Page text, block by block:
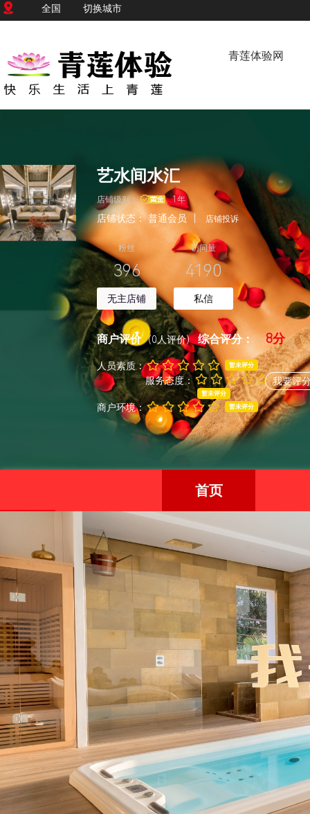
全国 切换城市
青莲体验网
艺水间水汇
店铺级别： 1年
店铺状态：普通会员 店铺投诉
粉丝
396
无主店铺
访问量
4190
私信
商户评价 (0人评价)综合评分： 8分
人员素质： 暂未评分
服务态度：
暂未评分
商户环境： 暂未评分
我要评
首页